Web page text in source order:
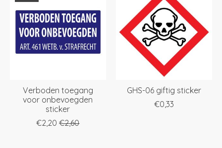
Verboden toegang
voor onbevoegden
sticker
€2,20 €2,60
GHS-06 giftig sticker
€0,33